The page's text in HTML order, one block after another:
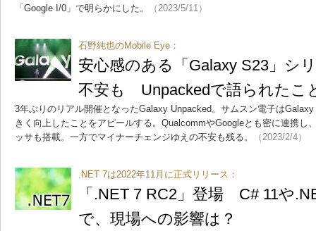
「Google I/0」で明らかにした。
（2023/5/11）
石野純也のMobile Eye：
安心感のある「Galaxy S23」シ
不安も Unpackedで語られたこ
3年ぶりのリアル開催となったGalaxy Unpacked。サムスン電子は
きく向上したことをアピールする。QualcommやGoogleとも密に連携し
ッサも搭載。一方でマイナーチェンジゆえの不安も残る。
（2023/2/4）
.NET 7は2022年11月に正式リリース：
「.NET 7 RC2」登場 C# 11や
で、現場への影響は？